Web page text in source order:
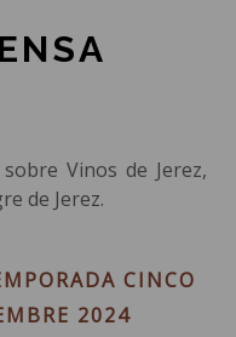
Vinos de Jerez,
de Jerez.
CINCO
2024